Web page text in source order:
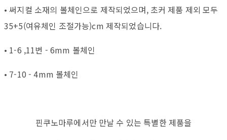
• 써지컬 소재의 볼체인으로 제작되었으며, 초커 제품 제외 모두
35+5(여유체인 조절가능)cm 제작되었습니다.
• 1-6 ,11번 - 6mm 볼체인
• 7-10 - 4mm 볼체인
핀쿠노마루에서만 만날 수 있는 특별한 제품을